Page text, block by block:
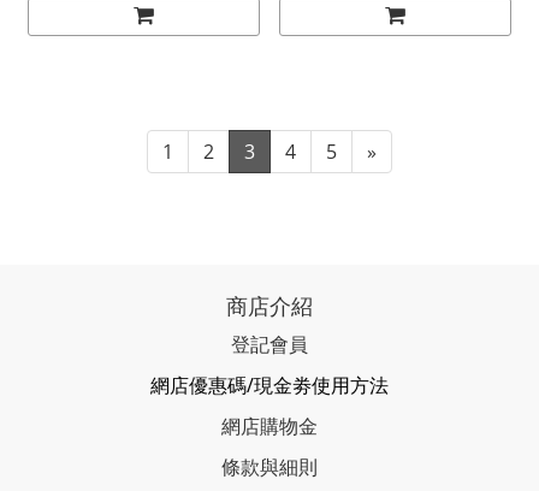
1 2 3 4 5 »
商店介紹
登記會員
網店優惠碼/現金劵使用方法
網店購物金
條款與細則